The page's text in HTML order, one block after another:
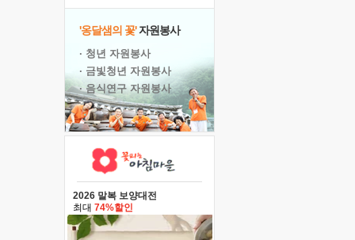
'옹달샘의 꽃'자원봉사
· 청년 자원봉사
· 금빛청년 자원봉사
· 음식연구 자원봉사
2026 말복 보양대전
최대 74%할인